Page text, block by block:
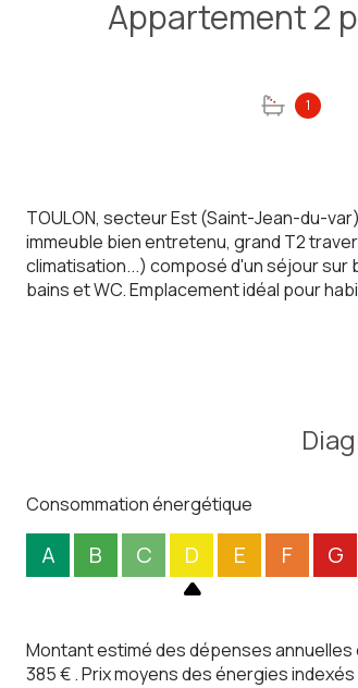
1
TOULON, secteur Est (Saint-Jean-du-
immeuble bien entretenu, grand T2
climatisation...) composé d'un séjour sur
bains et WC. Emplacement idéal pour
Consommation énergétique
A B C D E F G
Montant estimé des dépenses annuelles
385 € . Prix moyens des énergies